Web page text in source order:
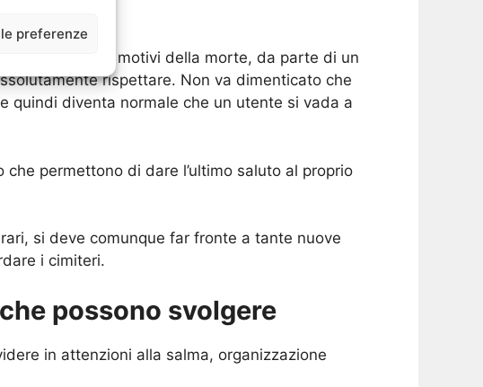
preferenze
siano stati i motivi della morte, da parte di un
rispettare. Non va dimenticato che
quindi diventa normale che un utente si vada a
permettono di dare l’ultimo saluto al proprio
si deve comunque far fronte a tante nuove
i cimiteri.
possono svolgere
in attenzioni alla salma, organizzazione